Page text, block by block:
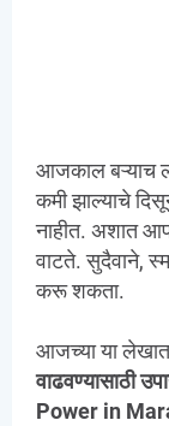
आजकाल बऱ्याच
कमी झाल्याचे
नाहीत. अशात
वाटते. सुदैवाने,
करू शकता.
आजच्या या
वाढवण्यासाठी
Power in